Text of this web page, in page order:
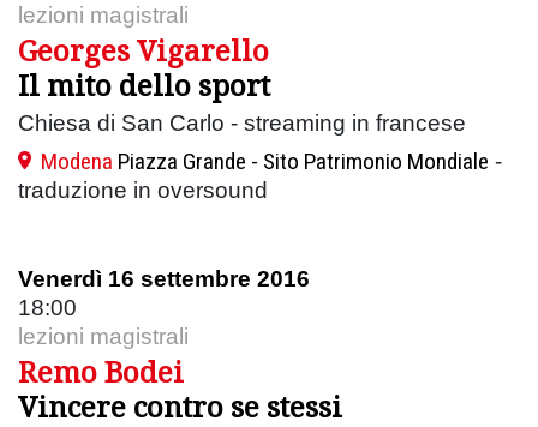
lezioni magistrali
Georges Vigarello
Il mito dello sport
Chiesa di San Carlo - streaming in francese
Modena Piazza Grande - Sito Patrimonio Mondiale -
traduzione in oversound
Venerdì 16 settembre 2016
18:00
lezioni magistrali
Remo Bodei
Vincere contro se stessi